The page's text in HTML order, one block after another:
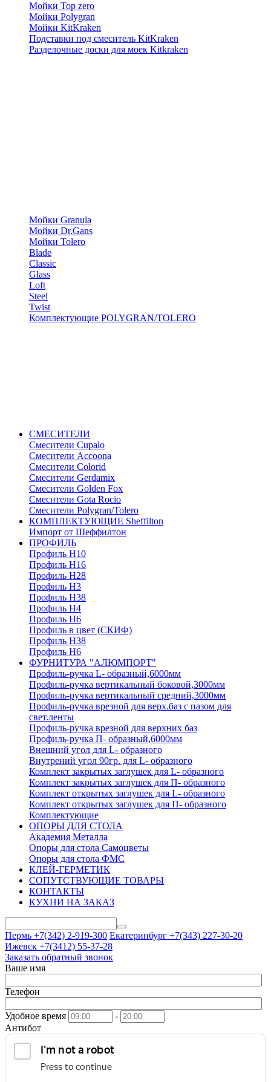
Мойки Top zero
Мойки Polygran
Мойки KitKraken
Подставки под смеситель KitKraken
Разделочные доски для моек Kitkraken
Мойки Granula
Мойки Dr.Gans
Мойки Tolero
Blade
Classic
Glass
Loft
Steel
Twist
Комплектующие POLYGRAN/TOLERO
СМЕСИТЕЛИ
Cмесители Cupalo
Смесители Accoona
Смесители Colorid
Смесители Gerdamix
Смесители Golden Fox
Смесители Gota Rocio
Смесители Polygran/Tolero
КОМПЛЕКТУЮЩИЕ Sheffilton
Импорт от Шеффилтон
ПРОФИЛЬ
Профиль H10
Профиль H16
Профиль H28
Профиль H3
Профиль H38
Профиль H4
Профиль H6
Профиль в цвет (СКИФ)
Профиль H38
Профиль H6
ФУРНИТУРА "АЛЮМПОРТ"
Профиль-ручка L- образный,6000мм
Профиль-ручка вертикальный боковой,3000мм
Профиль-ручка вертикальный средний,3000мм
Профиль-ручка врезной для верх.баз с пазом для
свет.ленты
Профиль-ручка врезной для верхних баз
Профиль-ручка П- образный,6000мм
Внешний угол для L- образного
Внутрений угол 90гр. для L- образного
Комплект закрытых заглушек для L- образного
Комплект закрытых заглушек для П- образного
Комплект открытых заглушек для L- образного
Комплект открытых заглушек для П- образного
Комплектующие
ОПОРЫ ДЛЯ СТОЛА
Академия Металла
Опоры для стола Самоцветы
Опоры для стола ФМС
КЛЕЙ-ГЕРМЕТИК
СОПУТСТВУЮЩИЕ ТОВАРЫ
КОНТАКТЫ
КУХНИ НА ЗАКАЗ
Пермь +7(342) 2-919-300 Екатеринбург +7(343) 227-30-20
Ижевск +7(3412) 55-37-28
Заказать обратный звонок
Ваше имя
Телефон
Удобное время
-
Антибот